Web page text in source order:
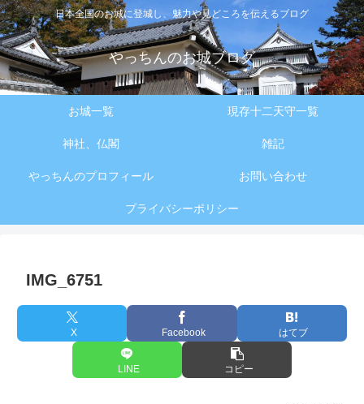
日本全国のお城に登城し、魅力や見どころを伝えるブログ
やっちんのお城ブログ
お城一覧 現存十二天守一覧
神社、仏閣 雑記
やっちんのプロフィール お問い合わせ
プライバシーポリシー
IMG_6751
X Facebook はてブ
LINE コピー